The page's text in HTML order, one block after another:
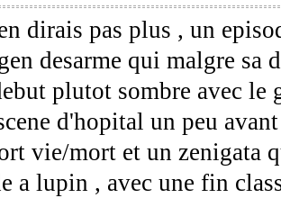
dirais pas plus , un
desarme qui malgre sa
plutot sombre avec le
d'hopital un peu
vie/mort et un zenigata
a lupin , avec une fin